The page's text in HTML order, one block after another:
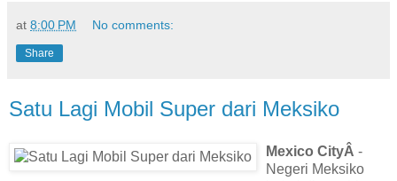
at 8:00 PM No comments:
Share
Satu Lagi Mobil Super dari Meksiko
Mexico CityÂ -
Negeri Meksiko